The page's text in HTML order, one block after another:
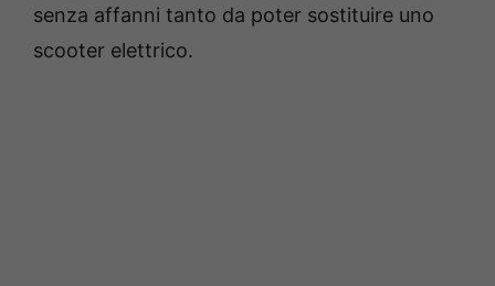
senza affanni tanto da poter sostituire uno
scooter elettrico.